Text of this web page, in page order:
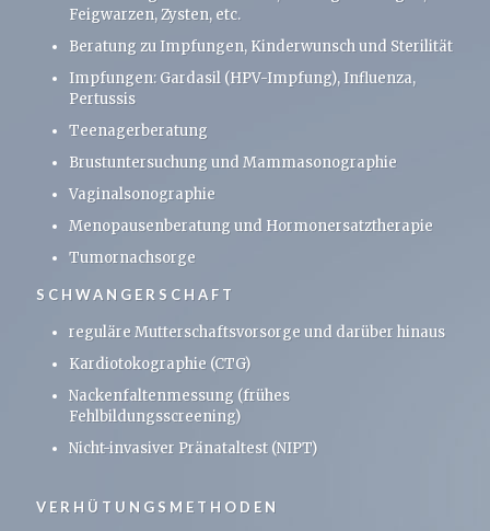
Feigwarzen, Zysten, etc.
Beratung zu Impfungen, Kinderwunsch und Sterilität
Impfungen: Gardasil (HPV-Impfung), Influenza,
Pertussis
Teenagerberatung
Brustuntersuchung und Mammasonographie
Vaginalsonographie
Menopausenberatung und Hormonersatztherapie
Tumornachsorge
SCHWANGERSCHAFT
reguläre Mutterschaftsvorsorge und darüber hinaus
Kardiotokographie (CTG)
Nackenfaltenmessung (frühes
Fehlbildungsscreening)
Nicht-invasiver Pränataltest (NIPT)
VERHÜTUNGSMETHODEN